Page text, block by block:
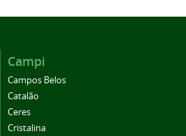
Campi
Campos Belos
Catalão
Ceres
Cristalina